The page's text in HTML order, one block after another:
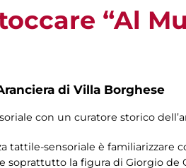
“Al
di Villa Borghese
con un curatore storico
tattile-sensoriale è familiarizzare
soprattutto la figura di Giorgio de